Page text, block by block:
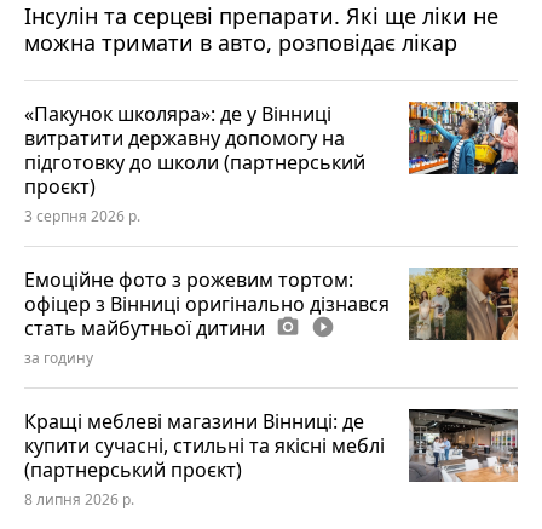
Інсулін та серцеві препарати. Які ще ліки не
можна тримати в авто, розповідає лікар
«Пакунок школяра»: де у Вінниці
витратити державну допомогу на
підготовку до школи (партнерський
проєкт)
3 серпня 2026 р.
Емоційне фото з рожевим тортом:
офіцер з Вінниці оригінально дізнався
стать майбутньої дитини photo_camera play_circle_filled
за годину
Кращі меблеві магазини Вінниці: де
купити сучасні, стильні та якісні меблі
(партнерський проєкт)
8 липня 2026 р.